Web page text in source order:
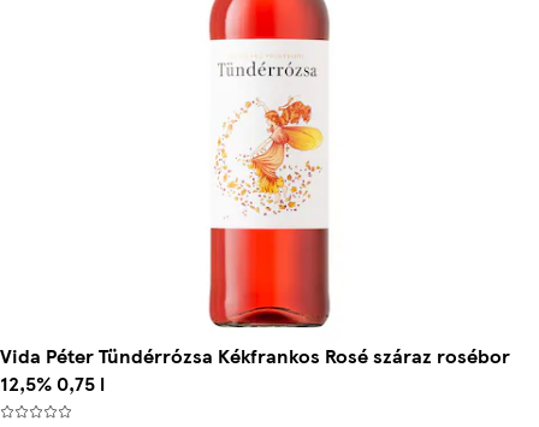
Vida Péter Tündérrózsa Kékfrankos Rosé száraz rosébor
12,5% 0,75 l